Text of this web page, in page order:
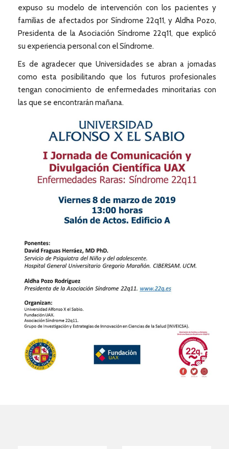
expuso su modelo de intervención con los pacientes y
familias de afectados por Síndrome 22q11, y Aldha Pozo,
Presidenta de la Asociación Síndrome 22q11, que explicó
su experiencia personal con el Síndrome.
Es de agradecer que Universidades se abran a jornadas
como esta posibilitando que los futuros profesionales
tengan conocimiento de enfermedades minoritarias con
las que se encontrarán mañana.